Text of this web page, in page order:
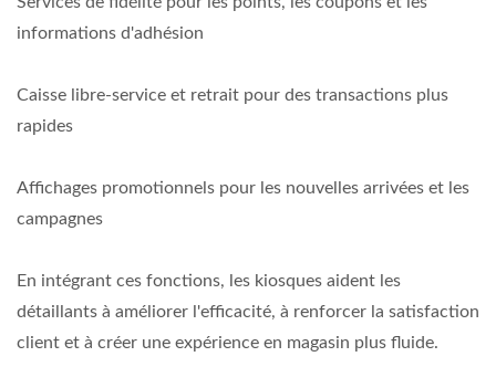
informations d'adhésion
Caisse libre-service et retrait pour des transactions plus
rapides
Affichages promotionnels pour les nouvelles arrivées et les
campagnes
En intégrant ces fonctions, les kiosques aident les
détaillants à améliorer l'efficacité, à renforcer la satisfaction
client et à créer une expérience en magasin plus fluide.